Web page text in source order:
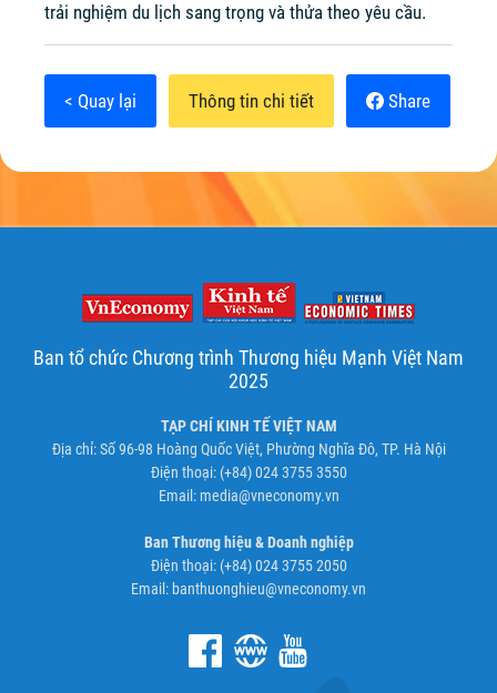
trải nghiệm du lịch sang trọng và thửa theo yêu cầu.
< Quay lại Thông tin chi tiết Share
Ban tổ chức Chương trình Thương hiệu Mạnh Việt Nam
2025
TẠP CHÍ KINH TẾ VIỆT NAM
Địa chỉ: Số 96-98 Hoàng Quốc Việt, Phường Nghĩa Đô, TP. Hà Nội
Điện thoại: (+84) 024 3755 3550
Email: media@vneconomy.vn
Ban Thương hiệu & Doanh nghiệp
Điện thoại: (+84) 024 3755 2050
Email: banthuonghieu@vneconomy.vn